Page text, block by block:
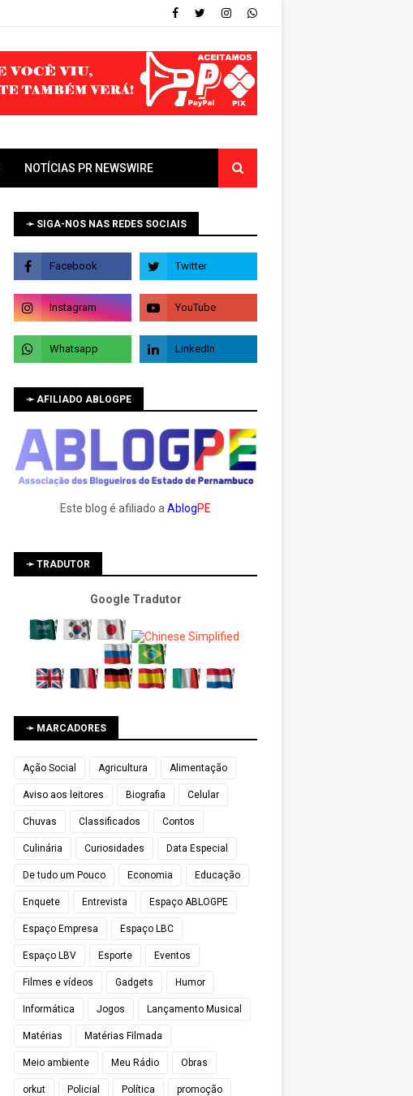
NOTÍCIAS PR NEWSWIRE
➛ SIGA-NOS NAS REDES SOCIAIS
➛ AFILIADO ABLOGPE
Este blog é afiliado a AblogPE
➛ TRADUTOR
Google Tradutor
➛ MARCADORES
Ação Social Agricultura Alimentação
Aviso aos leitores Biografia Celular
Chuvas Classificados Contos
Culinária Curiosidades Data Especial
De tudo um Pouco Economia Educação
Enquete Entrevista Espaço ABLOGPE
Espaço Empresa Espaço LBC
Espaço LBV Esporte Eventos
Filmes e vídeos Gadgets Humor
Informática Jogos Lançamento Musical
Matérias Matérias Filmada
Meio ambiente Meu Rádio Obras
orkut Policial Política promoção